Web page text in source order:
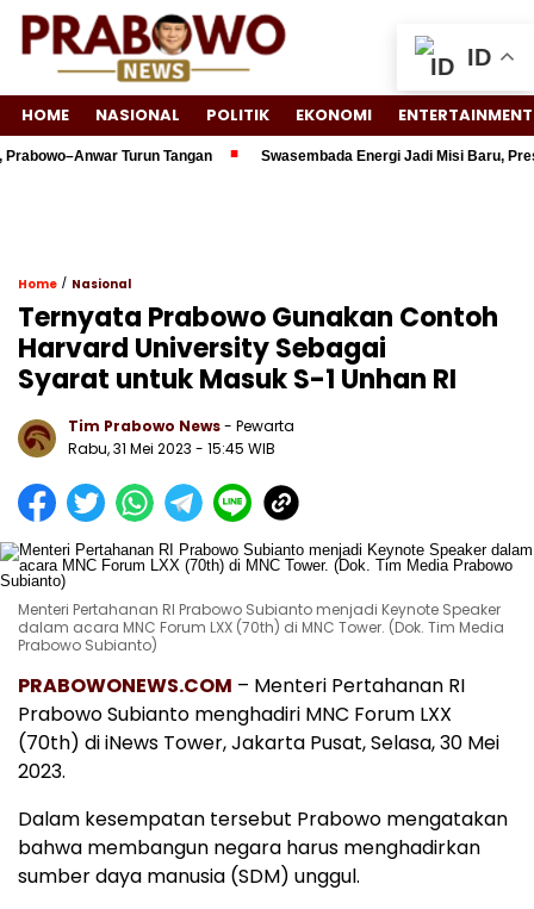
HOME NASIONAL POLITIK EKONOMI ENTERTAINMENT
Turun Tangan Swasembada Energi Jadi Misi Baru,
Home / Nasional
Ternyata Prabowo Gunakan Contoh
Harvard University Sebagai
Syarat untuk Masuk S-1 Unhan RI
Tim Prabowo News- Pewarta
Rabu, 31 Mei 2023 - 15:45 WIB
Menteri Pertahanan RI Prabowo Subianto menjadi Keynote Speaker
dalam acara MNC Forum LXX (70th) di MNC Tower. (Dok. Tim Media
Prabowo Subianto)
PRABOWONEWS.COM – Menteri Pertahanan RI
Prabowo Subianto menghadiri MNC Forum LXX
(70th) di iNews Tower, Jakarta Pusat, Selasa, 30 Mei
2023.
Dalam kesempatan tersebut Prabowo mengatakan
bahwa membangun negara harus menghadirkan
sumber daya manusia (SDM) unggul.
ID